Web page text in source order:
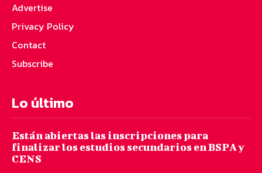
Advertise
Privacy Policy
Contact
Subscribe
Lo último
Están abiertas las inscripciones para
finalizar los estudios secundarios en BSPA y
CENS